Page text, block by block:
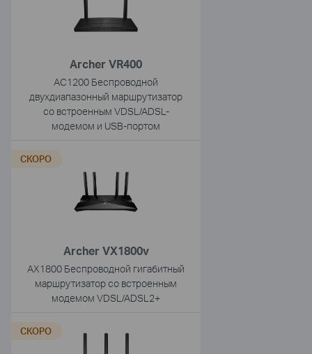
Archer VR400
AC1200 Беспроводной
двухдиапазонный маршрутизатор
со встроенным VDSL/ADSL-
модемом и USB-портом
Archer VX1800v
AX1800 Беспроводной гигабитный
маршрутизатор со встроенным
модемом VDSL/ADSL2+
СКОРО
СКОРО